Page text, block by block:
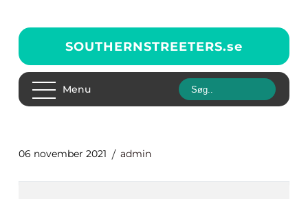
SOUTHERNSTREETERS.se
Menu
06 november 2021 admin